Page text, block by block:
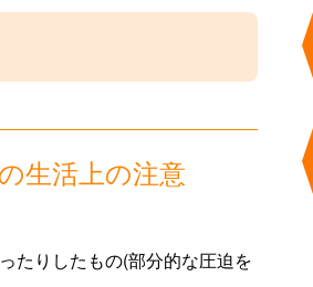
生活上の注意
たりしたもの(部分的な圧迫を